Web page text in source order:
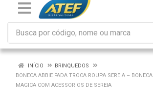
INÍCIO
BRINQUEDOS
BONECA ABBIE FADA TROCA ROUPA SEREIA – BONECA
MAGICA COM ACESSORIOS DE SEREIA